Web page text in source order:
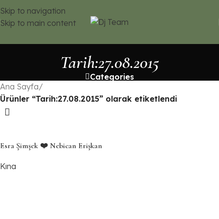
Skip to navigation
Skip to main content
Tarih:27.08.2015
Categories
Ana Sayfa/
Ürünler “Tarih:27.08.2015” olarak etiketlendi
Esra Şimşek ❤️ Nebican Erişkan
Kına